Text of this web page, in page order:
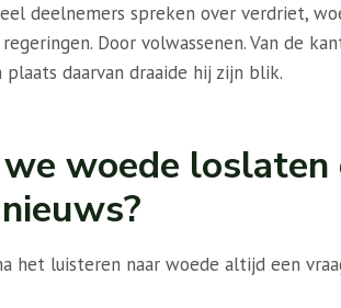
deelnemers spreken over verdriet,
Door volwassenen. Van de
plaats daarvan draaide hij zijn blik.
woede
het luisteren naar woede altijd een